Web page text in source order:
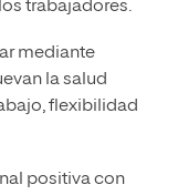
trabajadores.
mediante
la salud
flexibilidad
positiva con